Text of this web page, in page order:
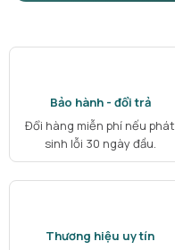
Bảo hành - đổi trả
Đổi hàng miễn phí nếu phát
sinh lỗi 30 ngày đầu.
Thương hiệu uy tín